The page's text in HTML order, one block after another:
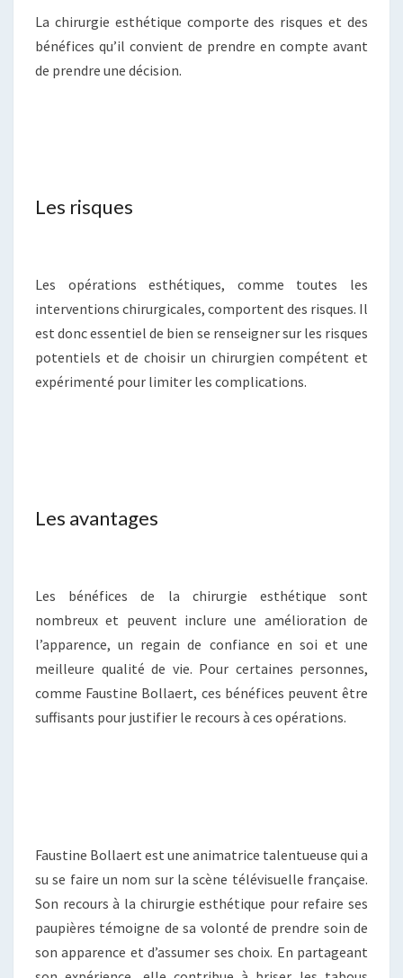
La chirurgie esthétique comporte des risques et des
bénéfices qu’il convient de prendre en compte avant
de prendre une décision.
Les risques
Les opérations esthétiques, comme toutes les
interventions chirurgicales, comportent des risques. Il
est donc essentiel de bien se renseigner sur les risques
potentiels et de choisir un chirurgien compétent et
expérimenté pour limiter les complications.
Les avantages
Les bénéfices de la chirurgie esthétique sont
nombreux et peuvent inclure une amélioration de
l’apparence, un regain de confiance en soi et une
meilleure qualité de vie. Pour certaines personnes,
comme Faustine Bollaert, ces bénéfices peuvent être
suffisants pour justifier le recours à ces opérations.
Faustine Bollaert est une animatrice talentueuse qui a
su se faire un nom sur la scène télévisuelle française.
Son recours à la chirurgie esthétique pour refaire ses
paupières témoigne de sa volonté de prendre soin de
son apparence et d’assumer ses choix. En partageant